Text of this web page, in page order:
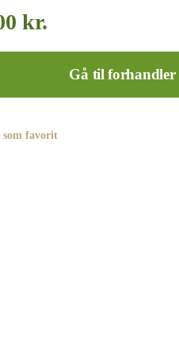
kr.
Gå til forhandler
favorit